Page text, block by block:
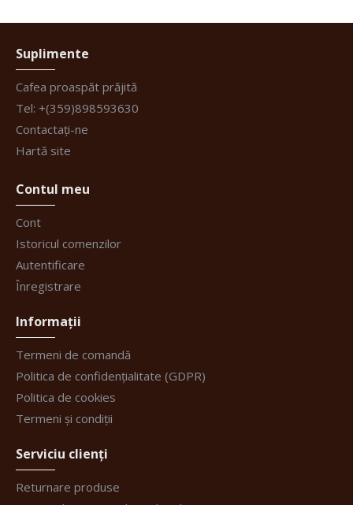
Suplimente
Cafea proaspăt prăjită
Tel: +(359)898593630
Contactați-ne
Hartă site
Contul meu
Cont
Istoricul comenzilor
Autentificare
Înregistrare
Informații
Termeni de comandă
Politica de confidențialitate (GDPR)
Politica de cookies
Termeni și condiții
Serviciu clienți
Returnare produse